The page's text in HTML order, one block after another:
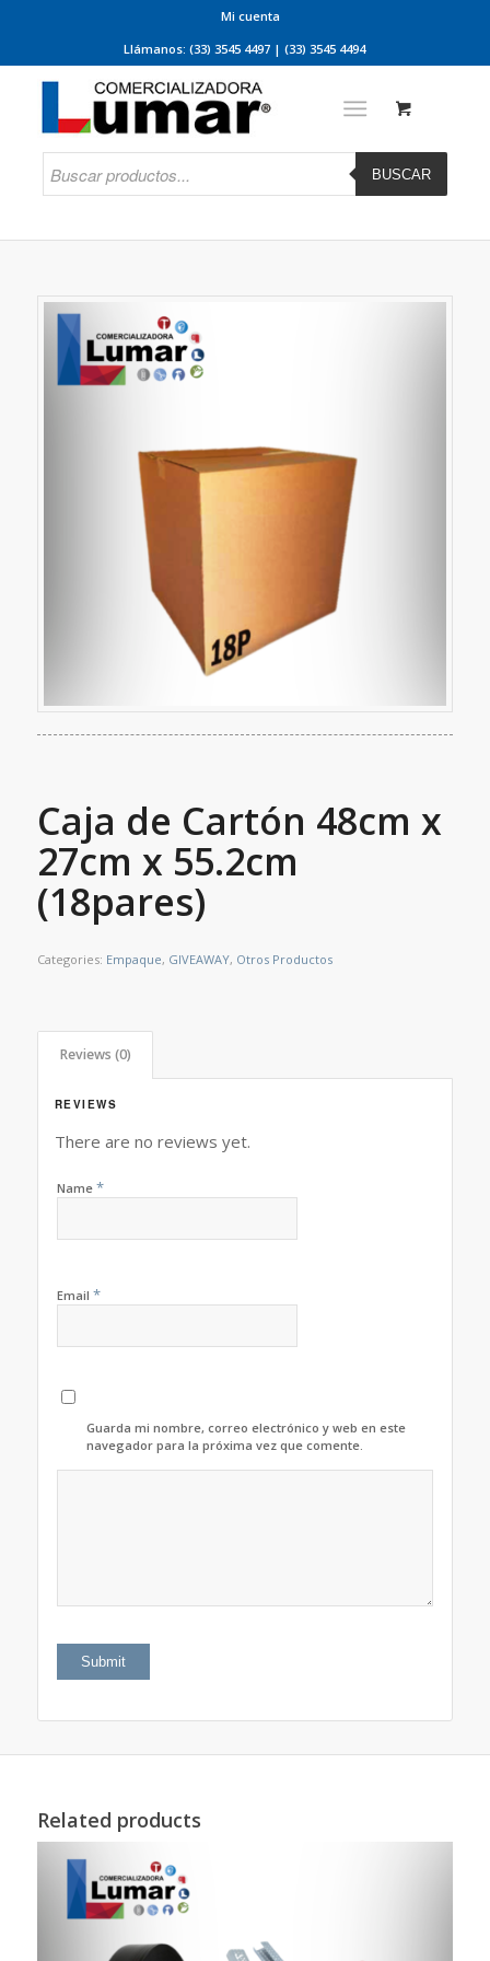
Mi cuenta
Llámanos: (33) 3545 4497 | (33) 3545 4494
BUSCAR
Caja de Cartón 48cm x
27cm x 55.2cm
(18pares)
Categories: Empaque, GIVEAWAY, Otros Productos
Reviews (0)
REVIEWS
There are no reviews yet.
Name *
Email *
Guarda mi nombre, correo electrónico y web en este
navegador para la próxima vez que comente.
Related products